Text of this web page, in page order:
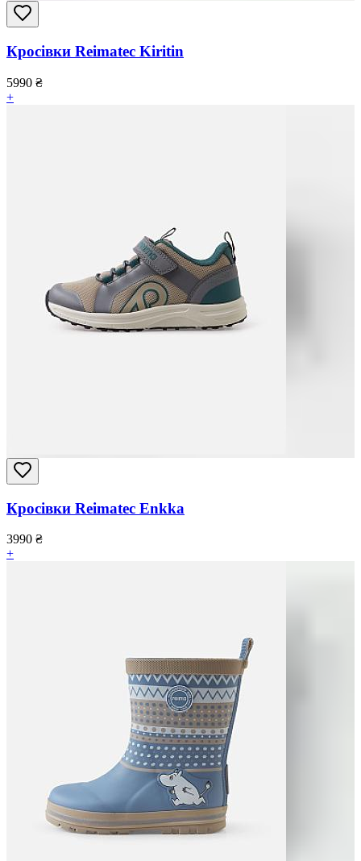
Кросівки Reimatec Kiritin
5990 ₴
+
Кросівки Reimatec Enkka
3990 ₴
+